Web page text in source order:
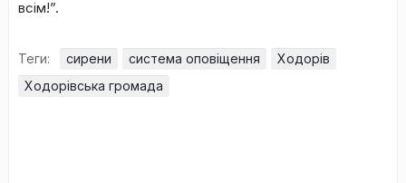
всім!”.
Теги: сирени система оповіщення
Ходорів
Ходорівська громада